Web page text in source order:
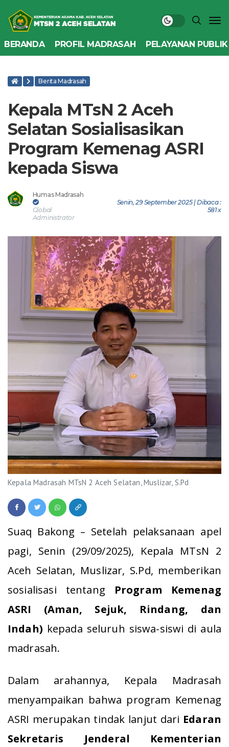
BERANDA PROFIL MADRASAH PELAYANAN PUBLIK
Berita Madrasah
Kepala MTsN 2 Aceh
Selatan Sosialisasikan
Program Kemenag ASRI
kepada Siswa
Humas Madrasah
Global
Administrator
Senin, 29 September 2025 | Dibaca :
581 x
Kepala Madrasah MTsN 2 Aceh Selatan, Muslizar, S.Pd
Suaq Bakong – Setelah pelaksanaan apel
pagi, Senin (29/09/2025), Kepala MTsN 2
Aceh Selatan, Muslizar, S.Pd, memberikan
sosialisasi tentang Program Kemenag
ASRI (Aman, Sejuk, Rindang, dan
Indah) kepada seluruh siswa-siswi di aula
madrasah.
Dalam arahannya, Kepala Madrasah
menyampaikan bahwa program Kemenag
ASRI merupakan tindak lanjut dari Edaran
Sekretaris Jenderal Kementerian